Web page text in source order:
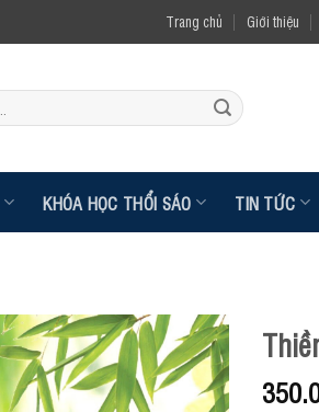
Trang chủ Giới thiệu
KHÓA HỌC THỔI SÁO TIN TỨC